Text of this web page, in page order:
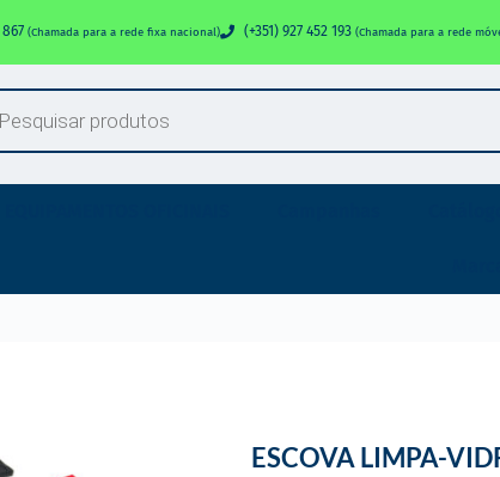
867 (Chamada para a rede fixa nacional) (+351) 927 452 193 (Chamada para a rede
ESCOVA LIMPA-